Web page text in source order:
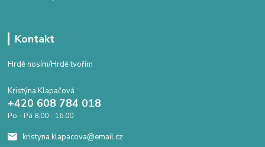
Kontakt
Hrdě nosím/Hrdě tvořím
Kristýna Klapačová
+420 608 784 018
Po - Pá 8.00 - 16.00
kristyna.klapacova@email.cz